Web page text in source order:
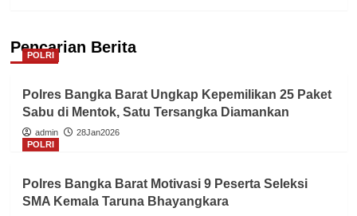
Pencarian Berita
POLRI
Polres Bangka Barat Ungkap Kepemilikan 25 Paket
Sabu di Mentok, Satu Tersangka Diamankan
admin
28Jan2026
POLRI
Polres Bangka Barat Motivasi 9 Peserta Seleksi
SMA Kemala Taruna Bhayangkara